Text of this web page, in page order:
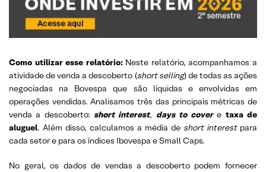
Como utilizar esse relatório:Neste relatório, acompanhamos a
atividade de venda a descoberto (short selling) de todas as ações
negociadas na Bovespa que são líquidas e envolvidas em
operações vendidas. Analisamos três das principais métricas de
venda a descoberto: short interest, days to covere taxa de
aluguel. Além disso, calculamos a média de short interest para
cada setor e para os índices Ibovespa e Small Caps.
No geral, os dados de vendas a descoberto podem fornecer